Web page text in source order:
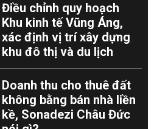
Điều chỉnh quy hoạch
Khu kinh tế Vũng Áng,
xác định vị trí xây dựng
khu đô thị và du lịch
Doanh thu cho thuê đất
không bằng bán nhà liền
kề, Sonadezi Châu Đức